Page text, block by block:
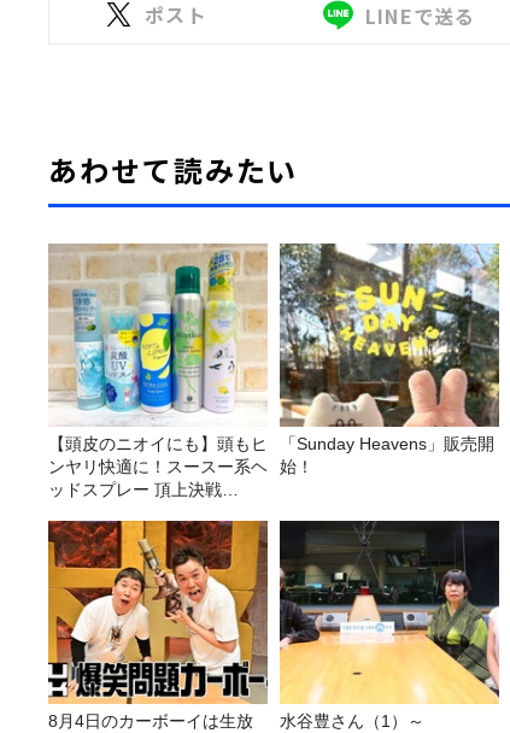
ポスト LINEで送る
あわせて読みたい
【頭皮のニオイにも】頭もヒ
ンヤリ快適に！スースー系ヘ
ッドスプレー 頂上決戦
「Sunday Heavens」販売開
始！
8月4日のカーボーイは生放
水谷豊さん（1）～